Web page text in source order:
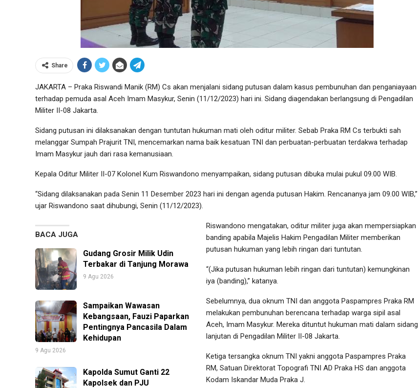
Share
JAKARTA – Praka Riswandi Manik (RM) Cs akan menjalani sidang putusan dalam kasus pembunuhan dan penganiayaan
terhadap pemuda asal Aceh Imam Masykur, Senin (11/12/2023) hari ini. Sidang diagendakan berlangsung di Pengadilan
Militer II-08 Jakarta.
Sidang putusan ini dilaksanakan dengan tuntutan hukuman mati oleh oditur militer. Sebab Praka RM Cs terbukti sah
melanggar Sumpah Prajurit TNI, mencemarkan nama baik kesatuan TNI dan perbuatan-perbuatan terdakwa terhadap
Imam Masykur jauh dari rasa kemanusiaan.
Kepala Oditur Militer II-07 Kolonel Kum Riswandono menyampaikan, sidang putusan dibuka mulai pukul 09.00 WIB.
“Sidang dilaksanakan pada Senin 11 Desember 2023 hari ini dengan agenda putusan Hakim. Rencananya jam 09.00 WIB,”
ujar Riswandono saat dihubungi, Senin (11/12/2023).
BACA JUGA
Gudang Grosir Milik Udin
Terbakar di Tanjung Morawa
9 Agu 2026
Sampaikan Wawasan
Kebangsaan, Fauzi Paparkan
Pentingnya Pancasila Dalam
Kehidupan
9 Agu 2026
Kapolda Sumut Ganti 22
Kapolsek dan PJU
Riswandono mengatakan, oditur militer juga akan mempersiapkan
banding apabila Majelis Hakim Pengadilan Militer memberikan
putusan hukuman yang lebih ringan dari tuntutan.
“(Jika putusan hukuman lebih ringan dari tuntutan) kemungkinan
iya (banding),” katanya.
Sebelumnya, dua oknum TNI dan anggota Paspampres Praka RM
melakukan pembunuhan berencana terhadap warga sipil asal
Aceh, Imam Masykur. Mereka dituntut hukuman mati dalam sidang
lanjutan di Pengadilan Militer II-08 Jakarta.
Ketiga tersangka oknum TNI yakni anggota Paspampres Praka
RM, Satuan Direktorat Topografi TNI AD Praka HS dan anggota
Kodam Iskandar Muda Praka J.